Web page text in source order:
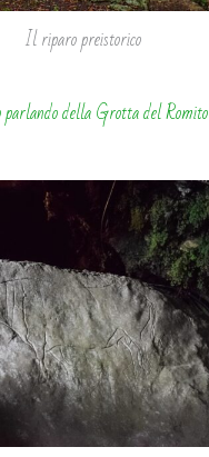
Il riparo preistorico
della Grotta del Romito